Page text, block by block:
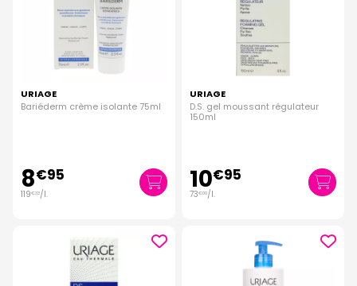
URIAGE
Bariéderm crème isolante 75ml
8€95
119€33/l.
URIAGE
D.S. gel moussant régulateur
150ml
10€95
73€00/l.